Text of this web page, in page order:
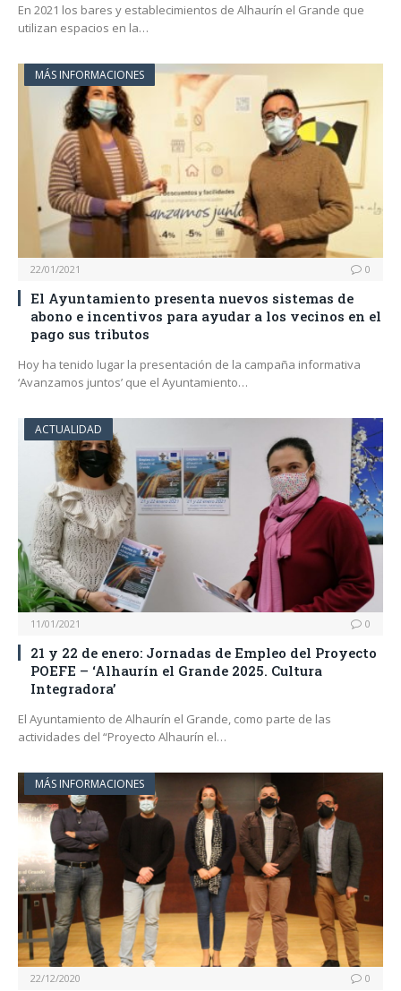
En 2021 los bares y establecimientos de Alhaurín el Grande que
utilizan espacios en la…
MÁS INFORMACIONES
22/01/2021 0
El Ayuntamiento presenta nuevos sistemas de
abono e incentivos para ayudar a los vecinos en el
pago sus tributos
Hoy ha tenido lugar la presentación de la campaña informativa
‘Avanzamos juntos’ que el Ayuntamiento…
ACTUALIDAD
11/01/2021 0
21 y 22 de enero: Jornadas de Empleo del Proyecto
POEFE – ‘Alhaurín el Grande 2025. Cultura
Integradora’
El Ayuntamiento de Alhaurín el Grande, como parte de las
actividades del “Proyecto Alhaurín el…
MÁS INFORMACIONES
22/12/2020 0